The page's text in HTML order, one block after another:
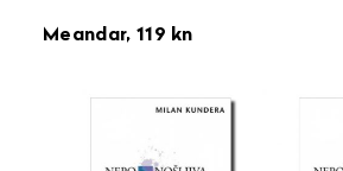
Meandar, 119 kn